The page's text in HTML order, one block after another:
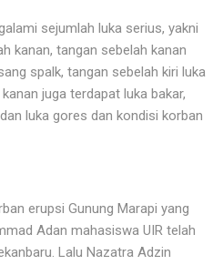
sejumlah luka serius, yakni
kanan, tangan sebelah kanan
spalk, tangan sebelah kiri luka
juga terdapat luka bakar,
luka gores dan kondisi korban
erupsi Gunung Marapi yang
Adan mahasiswa UIR telah
Lalu Nazatra Adzin